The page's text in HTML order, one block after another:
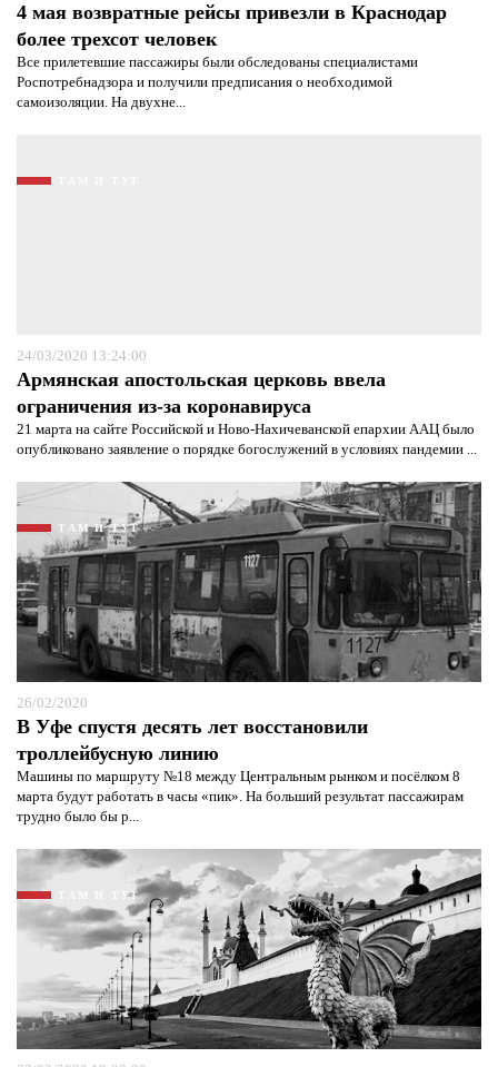
4 мая возвратные рейсы привезли в Краснодар
более трехсот человек
Все прилетевшие пассажиры были обследованы специалистами
Роспотребнадзора и получили предписания о необходимой
самоизоляции. На двухне...
24/03/2020 13:24:00
Армянская апостольская церковь ввела
ограничения из-за коронавируса
21 марта на сайте Российской и Ново-Нахичеванской епархии ААЦ было
опубликовано заявление о порядке богослужений в условиях пандемии ...
ТАМ И ТУТ
26/02/2020
В Уфе спустя десять лет восстановили
троллейбусную линию
Машины по маршруту №18 между Центральным рынком и посёлком 8
марта будут работать в часы «пик». На больший результат пассажирам
трудно было бы р...
ТАМ И ТУТ